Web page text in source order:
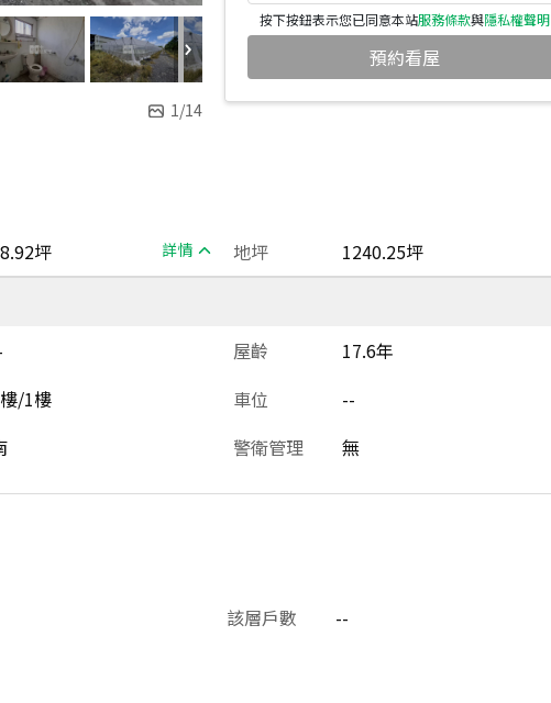
1/14
按下按鈕表示您已同意本站服務條款與隱私權聲明
預約看屋
坪 詳情 地坪
1240.25坪
屋齡
17.6年
/1樓 車位
--
警衛管理 無
該層戶數
--